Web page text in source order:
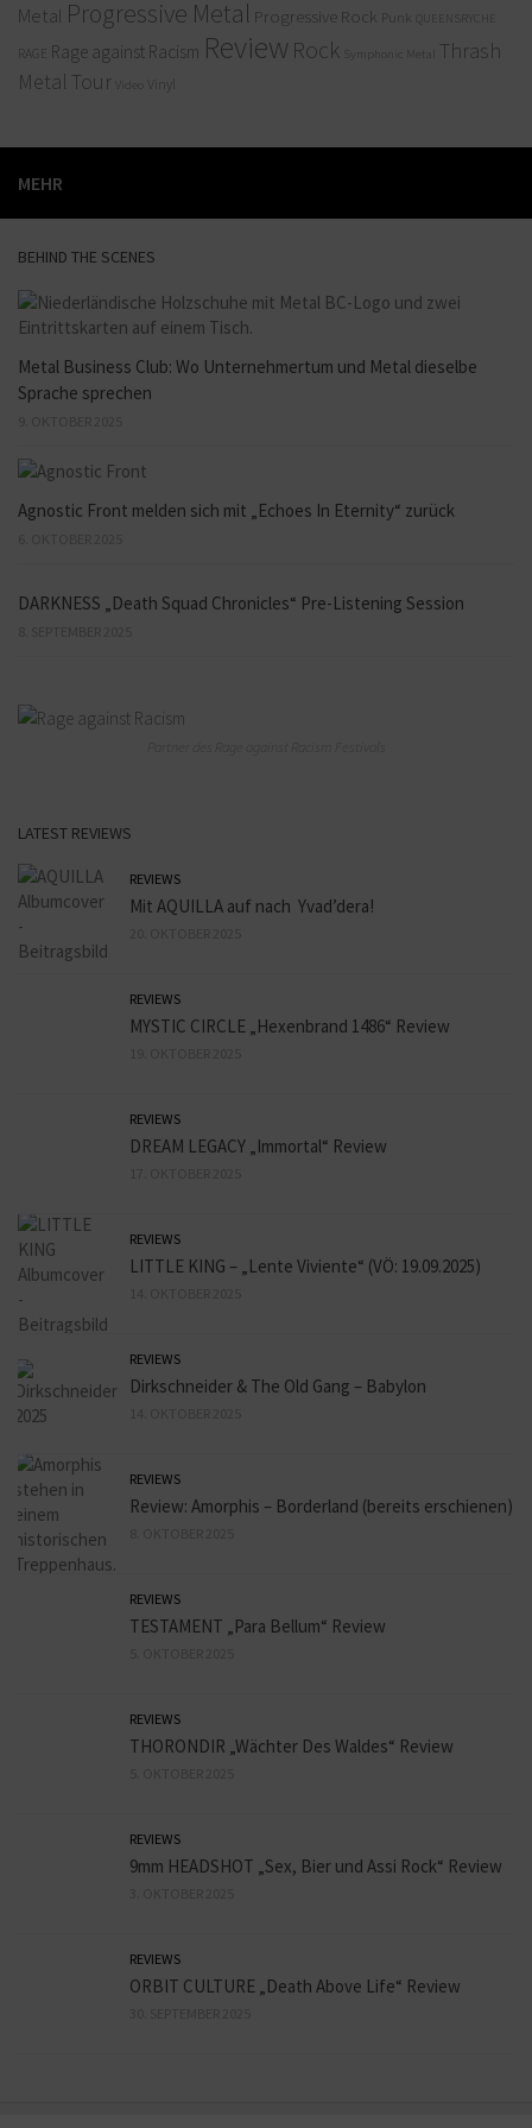
Metal Progressive Metal Progressive Rock Punk QUEENSRYCHE
RAGE Rage against Racism Review Rock Symphonic Metal
Thrash
Metal Tour Video Vinyl
MEHR
BEHIND THE SCENES
Metal Business Club: Wo Unternehmertum und Metal dieselbe
Sprache sprechen
Agnostic Front melden sich mit „Echoes In Eternity“ zurück
DARKNESS „Death Squad Chronicles“ Pre-Listening Session
LATEST REVIEWS
REVIEWS
Mit AQUILLA auf nach Yvad’dera!
REVIEWS
MYSTIC CIRCLE „Hexenbrand 1486“ Review
REVIEWS
DREAM LEGACY „Immortal“ Review
REVIEWS
LITTLE KING – „Lente Viviente“ (VÖ: 19.09.2025)
REVIEWS
Dirkschneider & The Old Gang – Babylon
REVIEWS
Review: Amorphis – Borderland (bereits erschienen)
REVIEWS
TESTAMENT „Para Bellum“ Review
REVIEWS
THORONDIR „Wächter Des Waldes“ Review
REVIEWS
9mm HEADSHOT „Sex, Bier und Assi Rock“ Review
REVIEWS
ORBIT CULTURE „Death Above Life“ Review